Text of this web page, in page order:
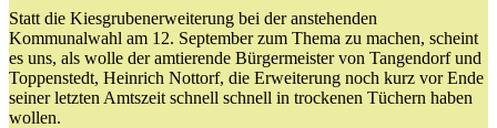
Statt die Kiesgrubenerweiterung bei der anstehenden
Kommunalwahl am 12. September zum Thema zu machen, scheint
es uns, als wolle der amtierende Bürgermeister von Tangendorf und
Toppenstedt, Heinrich Nottorf, die Erweiterung noch kurz vor Ende
seiner letzten Amtszeit schnell schnell in trockenen Tüchern haben
wollen.